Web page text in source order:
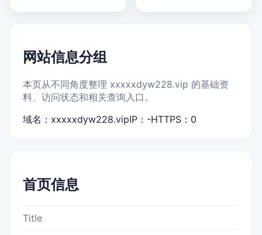
网站信息分组
本页从不同角度整理 xxxxxdyw228.vip 的基础资
料、访问状态和相关查询入口。
域名：xxxxxdyw228.vipIP：-HTTPS：0
首页信息
Title